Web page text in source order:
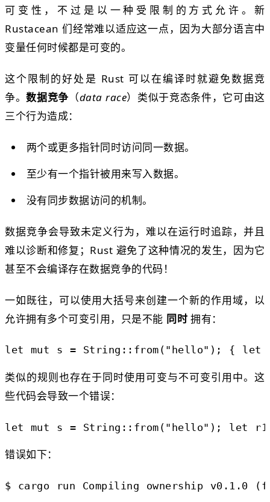
可变性，不过是以一种受限制的方式允许。新
Rustacean 们经常难以适应这一点，因为大部分语言中
变量任何时候都是可变的。
这个限制的好处是 Rust 可以在编译时就避免数据竞
争。数据竞争 （data race）类似于竞态条件，它可由这
三个行为造成：
两个或更多指针同时访问同一数据。
至少有一个指针被用来写入数据。
没有同步数据访问的机制。
数据竞争会导致未定义行为，难以在运行时追踪，并且
难以诊断和修复；Rust 避免了这种情况的发生，因为它
甚至不会编译存在数据竞争的代码！
一如既往，可以使用大括号来创建一个新的作用域，以
允许拥有多个可变引用，只是不能 同时 拥有：
let mut s = String :: from ( "hello" ); { let
类似的规则也存在于同时使用可变与不可变引用中。这
些代码会导致一个错误：
let mut s = String :: from ( "hello" ); let r1
错误如下：
$ cargo run Compiling ownership v0.1.0